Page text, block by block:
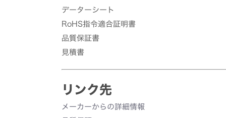
データーシート
RoHS指令適合証明書
品質保証書
見積書
リンク先
メーカーからの詳細情報